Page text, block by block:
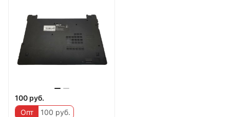
100 руб.
Опт
100 руб.